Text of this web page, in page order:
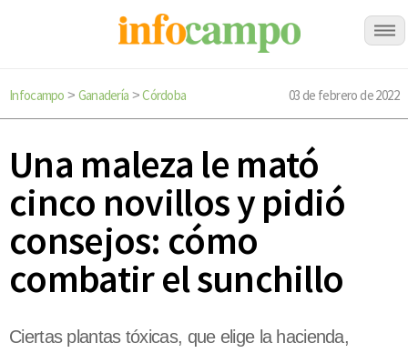
Infocampo > Ganadería >Córdoba 03 de febrero de 2022
Una maleza le mató
cinco novillos y pidió
consejos: cómo
combatir el sunchillo
Ciertas plantas tóxicas, que elige la hacienda,